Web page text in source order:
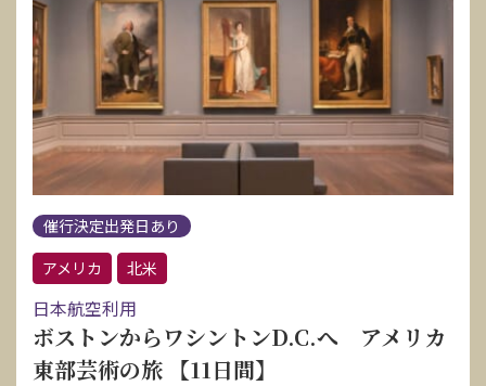
催行決定出発日あり
アメリカ
北米
日本航空利用
ボストンからワシントンD.C.へ アメリカ
東部芸術の旅 【11日間】